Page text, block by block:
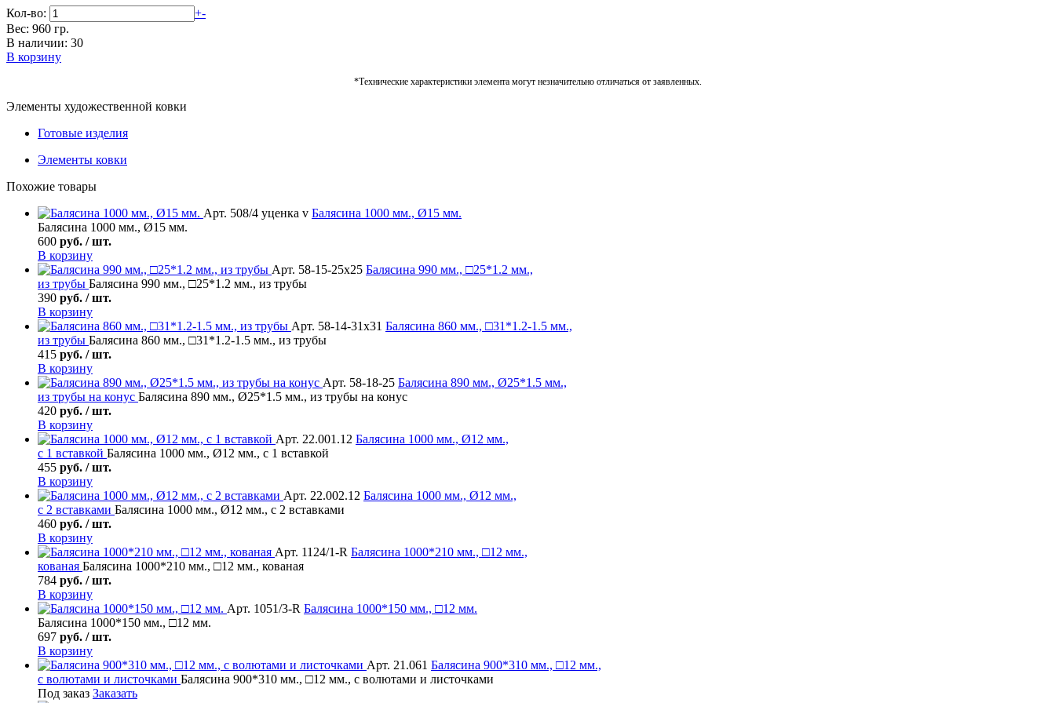
Кол-во: +-
Вес: 960 гр.
В наличии: 30
В корзину
*Технические характеристики элемента могут незначительно отличаться от заявленных.
Элементы художественной ковки
Готовые изделия
Элементы ковки
Похожие товары
Арт. 508/4 уценка v Балясина 1000 мм., Ø15 мм.
Балясина 1000 мм., Ø15 мм.
600 руб. / шт.
В корзину
Арт. 58-15-25х25 Балясина 990 мм., □25*1.2 мм.,
из трубы Балясина 990 мм., □25*1.2 мм., из трубы
390 руб. / шт.
В корзину
Арт. 58-14-31х31 Балясина 860 мм., □31*1.2-1.5 мм.,
из трубы Балясина 860 мм., □31*1.2-1.5 мм., из трубы
415 руб. / шт.
В корзину
Арт. 58-18-25 Балясина 890 мм., Ø25*1.5 мм.,
из трубы на конус Балясина 890 мм., Ø25*1.5 мм., из трубы на конус
420 руб. / шт.
В корзину
Арт. 22.001.12 Балясина 1000 мм., Ø12 мм.,
с 1 вставкой Балясина 1000 мм., Ø12 мм., с 1 вставкой
455 руб. / шт.
В корзину
Арт. 22.002.12 Балясина 1000 мм., Ø12 мм.,
с 2 вставками Балясина 1000 мм., Ø12 мм., с 2 вставками
460 руб. / шт.
В корзину
Арт. 1124/1-R Балясина 1000*210 мм., □12 мм.,
кованая Балясина 1000*210 мм., □12 мм., кованая
784 руб. / шт.
В корзину
Арт. 1051/3-R Балясина 1000*150 мм., □12 мм.
Балясина 1000*150 мм., □12 мм.
697 руб. / шт.
В корзину
Арт. 21.061 Балясина 900*310 мм., □12 мм.,
с волютами и листочками Балясина 900*310 мм., □12 мм., с волютами и листочками
Под заказ Заказать